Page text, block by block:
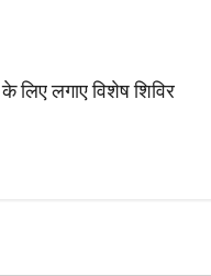
लिए लगाए विशेष शिविर